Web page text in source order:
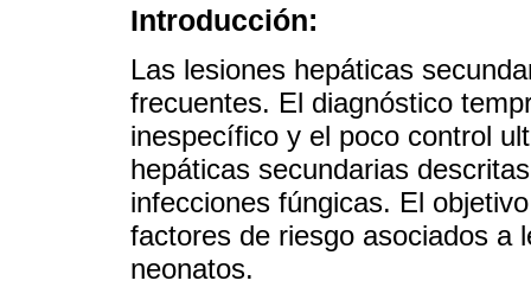
Introducción:
Las lesiones hepáticas
frecuentes. El diagnóstico
inespecífico y el poco control
hepáticas secundarias
infecciones fúngicas. El
factores de riesgo asociados a
neonatos.